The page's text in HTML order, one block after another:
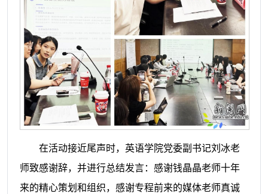
在活动接近尾声时，英语学院党委副书记刘冰老
师致感谢辞，并进行总结发言：感谢钱晶晶老师十年
来的精心策划和组织，感谢专程前来的媒体老师真诚